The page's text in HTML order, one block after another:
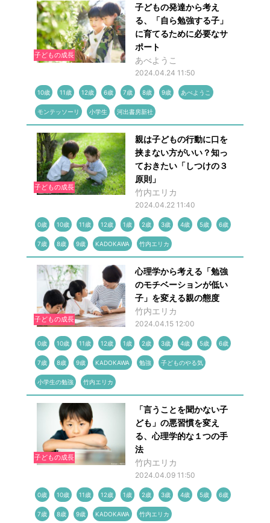
子どもの成長
子どもの発達から考え
る、「自ら勉強する子」
に育てるために必要なサ
ポート
あべようこ
2024.04.24 11:50
10歳 11歳 12歳 6歳 7歳 8歳 9歳 あべようこ
モンテッソーリ 小学生 河出書房新社
子どもの成長
親は子どもの行動に口を
挟まない方がいい？知っ
ておきたい「しつけの３
原則」
竹内エリカ
2024.04.22 11:40
0歳 10歳 11歳 12歳 1歳 2歳 3歳 4歳 5歳 6歳
7歳 8歳 9歳 KADOKAWA 竹内エリカ
子どもの成長
心理学から考える「勉強
のモチベーションが低い
子」を変える親の態度
竹内エリカ
2024.04.15 12:00
0歳 10歳 11歳 12歳 1歳 2歳 3歳 4歳 5歳 6歳
7歳 8歳 9歳 KADOKAWA 勉強 子どものやる気
小学生の勉強 竹内エリカ
子どもの成長
「言うことを聞かない子
ども」の悪習慣を変え
る、心理学的な１つの手
法
竹内エリカ
2024.04.09 11:50
0歳 10歳 11歳 12歳 1歳 2歳 3歳 4歳 5歳 6歳
7歳 8歳 9歳 KADOKAWA 竹内エリカ